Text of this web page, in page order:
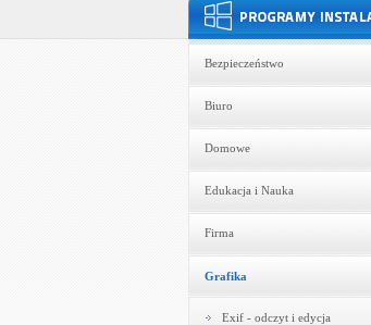
Bezpieczeństwo
Biuro
Domowe
Edukacja i Nauka
Firma
Grafika
Exif - odczyt i edycja